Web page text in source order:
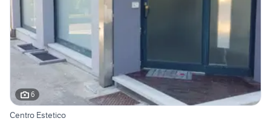
6
Centro Estetico